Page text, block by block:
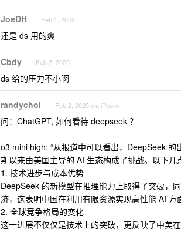
JoeDH Feb 1, 2025
还是 ds 用的爽
Cbdy Feb 2, 2025
ds 给的压力不小啊
randychoi Feb 2, 2025 via iPhone
问：ChatGPT, 如何看待 deepseek ？
o3 mini high: “从报道中可以看出，DeepSeek
期以来由美国主导的 AI 生态构成了挑战。以下几
1. 技术进步与成本优势
DeepSeek 的新模型在推理能力上取得了突破，
济，这表明中国在利用有限资源实现高性能 AI 方
2. 全球竞争格局的变化
这一进展不仅仅是技术上的突破，更反映了中美